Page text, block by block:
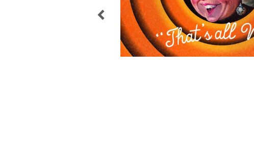
POST
NAVIGATION